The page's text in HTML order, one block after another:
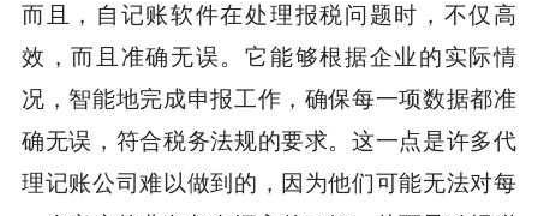
而且，自记账软件在处理报税问题时，不仅高
效，而且准确无误。它能够根据企业的实际情
况，智能地完成申报工作，确保每一项数据都准
确无误，符合税务法规的要求。这一点是许多代
理记账公司难以做到的，因为他们可能无法对每